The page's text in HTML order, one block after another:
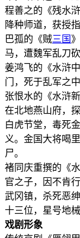
程善之的《残水
降种师道，获授指
巴孤的《贼三国
马，遭魏军乱刀砍
姜鸿飞的《水浒
门，死于乱军之中
张恨水的《水浒
在北地燕山府，探
白虎节堂，毒死
义。金国大将喝
尸。
褚同庆重撰的《
官之子，因不肯
武冈镇，杀死恶
十三位，星号地
戏剧形象